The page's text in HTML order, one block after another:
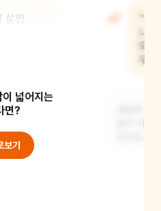
살찐
했을까?
말라는 뜻
있으면 덜
넓어지는
면?
기
"세
내
되
무